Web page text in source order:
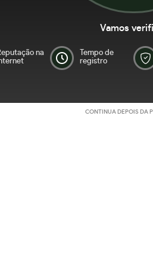
Vamos
na
Tempo de
registro
CONTINUA DEPOIS DA